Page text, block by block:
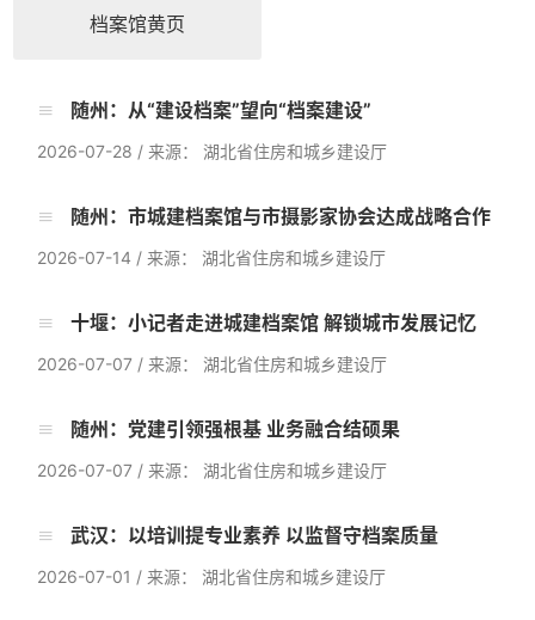
档案馆黄页
随州：从“建设档案”望向“档案建设”
2026-07-28 / 来源： 湖北省住房和城乡建设厅
随州：市城建档案馆与市摄影家协会达成战略合作
2026-07-14 / 来源： 湖北省住房和城乡建设厅
十堰：小记者走进城建档案馆 解锁城市发展记忆
2026-07-07 / 来源： 湖北省住房和城乡建设厅
随州：党建引领强根基 业务融合结硕果
2026-07-07 / 来源： 湖北省住房和城乡建设厅
武汉：以培训提专业素养 以监督守档案质量
2026-07-01 / 来源： 湖北省住房和城乡建设厅